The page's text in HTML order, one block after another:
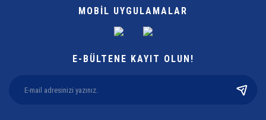
MOBİL UYGULAMALAR
E-BÜLTENE KAYIT OLUN!